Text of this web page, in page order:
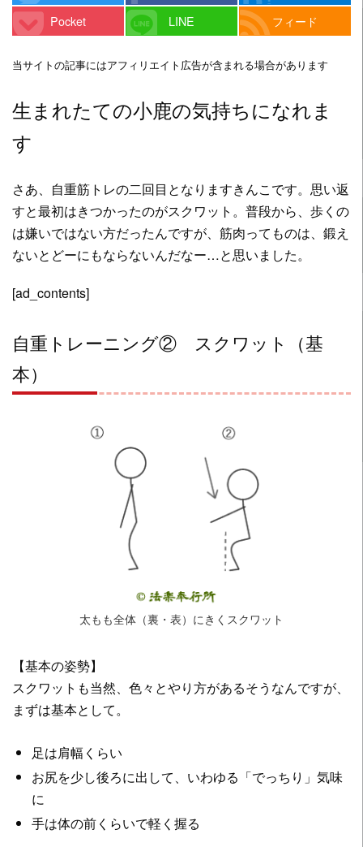
Pocket
LINE フィード
当サイトの記事にはアフィリエイト広告が含まれる場合があります
生まれたての小鹿の気持ちになれま
す
さあ、自重筋トレの二回目となりますきんこです。思い返
すと最初はきつかったのがスクワット。普段から、歩くの
は嫌いではない方だったんですが、筋肉ってものは、鍛え
ないとどーにもならないんだなー…と思いました。
[ad_contents]
自重トレーニング② スクワット（基
本）
太もも全体（裏・表）にきくスクワット
【基本の姿勢】
スクワットも当然、色々とやり方があるそうなんですが、
まずは基本として。
足は肩幅くらい
お尻を少し後ろに出して、いわゆる「でっちり」気味
に
手は体の前くらいで軽く握る